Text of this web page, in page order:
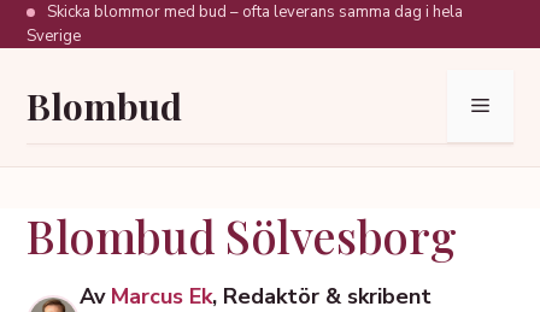
Hoppa
till
Skicka blommor med bud – ofta leverans samma dag i hela
Sverige
Blombud Meny
Blombud Sölvesborg
Av Marcus Ek, Redaktör & skribent